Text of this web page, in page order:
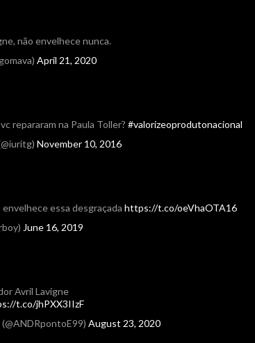
não envelhece nunca.
April 21, 2020
repararam na Paula Toller?#valorizeoprodutonacional
November 10, 2016
essa desgraçada https://t.co/oeVhaOTA16
June 16, 2019
Avril Lavigne
t.co/jhPXX3IIzF
August 23, 2020